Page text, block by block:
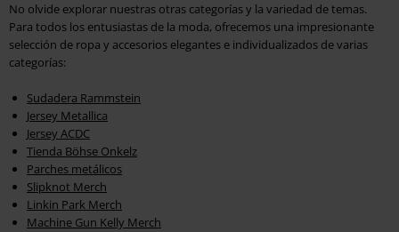
No olvide explorar nuestras otras categorías y la variedad de temas.
Para todos los entusiastas de la moda, ofrecemos una impresionante
selección de ropa y accesorios elegantes e individualizados de varias
categorías:
Sudadera Rammstein
Jersey Metallica
Jersey ACDC
Tienda Böhse Onkelz
Parches metálicos
Slipknot Merch
Linkin Park Merch
Machine Gun Kelly Merch